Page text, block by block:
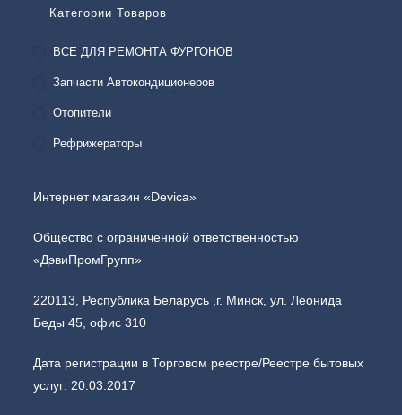
Категории Товаров
ВСЕ ДЛЯ РЕМОНТА ФУРГОНОВ
Запчасти Автокондиционеров
Отопители
Рефрижераторы
Интернет магазин «Devica»
Общество с ограниченной ответственностью
«ДэвиПромГрупп»
220113, Республика Беларусь ,г. Минск, ул. Леонида
Беды 45, офис 310
Дата регистрации в Торговом реестре/Реестре бытовых
услуг: 20.03.2017